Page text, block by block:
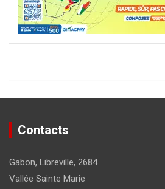
Contacts
Gabon, Libreville, 2684
Vallée Sainte Marie